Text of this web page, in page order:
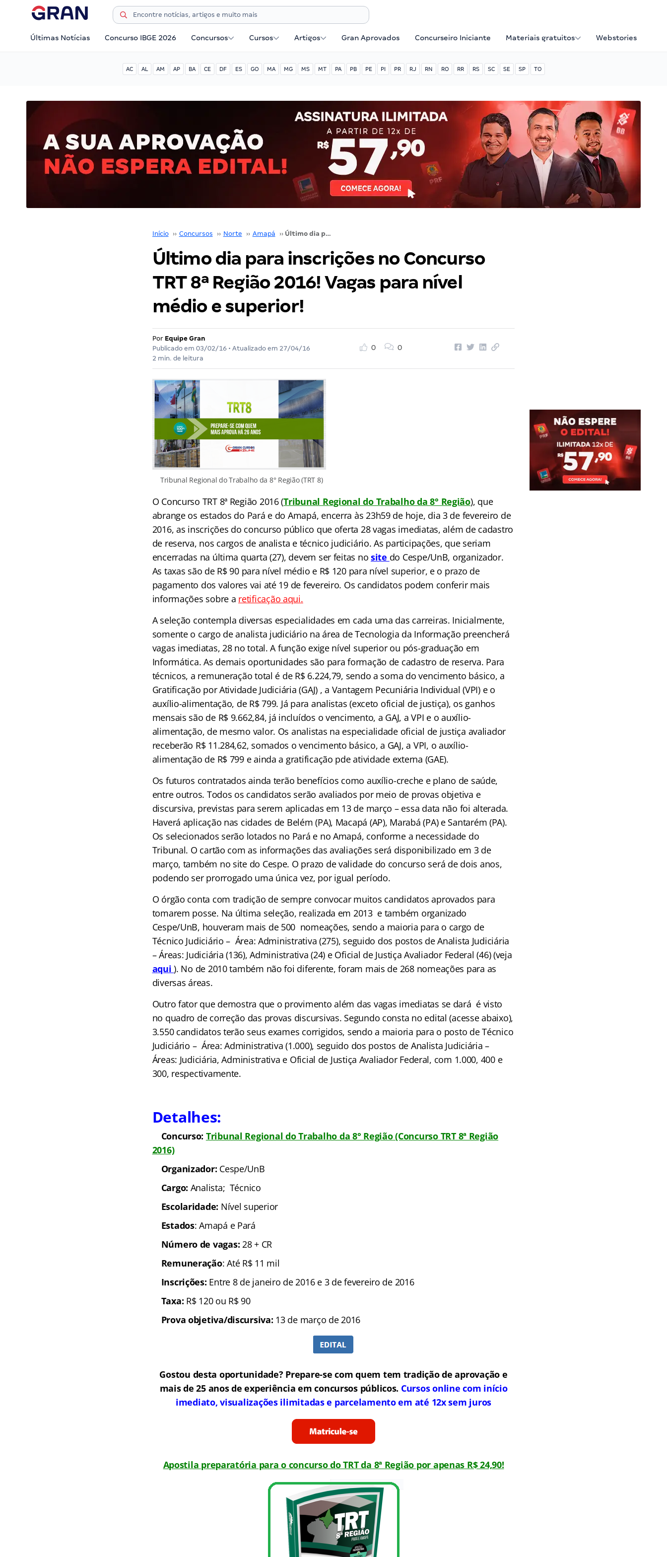
Últimas Notícias Concurso IBGE 2026 Concursos Cursos Artigos Gran Aprovados Concurseiro Iniciante Materiais gratuitos Webstories
AC AL AM AP BA CE DF ES GO MA MG MS MT PA PB PE PI PR RJ RN RO RR RS SC SE SP TO
Início ›› Concursos ›› Norte ›› Amapá ›› Último dia para inscrições no Concurso TRT 8ª Região 2016! Vagas para nível médio e superior!
Último dia para inscrições no Concurso
TRT 8ª Região 2016! Vagas para nível
médio e superior!
Por Equipe Gran
Publicado em 03/02/16 • Atualizado em 27/04/16
2 min. de leitura
0 0
Tribunal Regional do Trabalho da 8° Região (TRT 8)
O Concurso TRT 8ª Região 2016 (Tribunal Regional do Trabalho da 8° Região), que
abrange os estados do Pará e do Amapá, encerra às 23h59 de hoje, dia 3 de fevereiro de
2016, as inscrições do concurso público que oferta 28 vagas imediatas, além de cadastro
de reserva, nos cargos de analista e técnico judiciário. As participações, que seriam
encerradas na última quarta (27), devem ser feitas nosite do Cespe/UnB, organizador.
As taxas são de R$ 90 para nível médio e R$ 120 para nível superior, e o prazo de
pagamento dos valores vai até 19 de fevereiro. Os candidatos podem conferir mais
informações sobre a retificação aqui.
A seleção contempla diversas especialidades em cada uma das carreiras. Inicialmente,
somente o cargo de analista judiciário na área de Tecnologia da Informação preencherá
vagas imediatas, 28 no total. A função exige nível superior ou pós-graduação em
Informática. As demais oportunidades são para formação de cadastro de reserva. Para
técnicos, a remuneração total é de R$ 6.224,79, sendo a soma do vencimento básico, a
Gratificação por Atividade Judiciária (GAJ) , a Vantagem Pecuniária Individual (VPI) e o
auxílio-alimentação, de R$ 799. Já para analistas (exceto oficial de justiça), os ganhos
mensais são de R$ 9.662,84, já incluídos o vencimento, a GAJ, a VPI e o auxílio-
alimentação, de mesmo valor. Os analistas na especialidade oficial de justiça avaliador
receberão R$ 11.284,62, somados o vencimento básico, a GAJ, a VPI, o auxílio-
alimentação de R$ 799 e ainda a gratificação pde atividade externa (GAE).
Os futuros contratados ainda terão benefícios como auxílio-creche e plano de saúde,
entre outros. Todos os candidatos serão avaliados por meio de provas objetiva e
discursiva, previstas para serem aplicadas em 13 de março – essa data não foi alterada.
Haverá aplicação nas cidades de Belém (PA), Macapá (AP), Marabá (PA) e Santarém (PA).
Os selecionados serão lotados no Pará e no Amapá, conforme a necessidade do
Tribunal. O cartão com as informações das avaliações será disponibilizado em 3 de
março, também no site do Cespe. O prazo de validade do concurso será de dois anos,
podendo ser prorrogado uma única vez, por igual período.
O órgão conta com tradição de sempre convocar muitos candidatos aprovados para
tomarem posse. Na última seleção, realizada em 2013 e também organizado
Cespe/UnB, houveram mais de 500 nomeações, sendo a maioria para o cargo de
Técnico Judiciário – Área: Administrativa (275), seguido dos postos de Analista Judiciária
– Áreas: Judiciária (136), Administrativa (24) e Oficial de Justiça Avaliador Federal (46)(veja
aqui). No de 2010 também não foi diferente, foram mais de 268 nomeações para as
diversas áreas.
Outro fator que demostra que o provimento além das vagas imediatas se dará é visto
no quadro de correção das provas discursivas. Segundo consta no edital (acesse abaixo),
3.550 candidatos terão seus exames corrigidos, sendo a maioria para o posto de Técnico
Judiciário – Área: Administrativa (1.000), seguido dos postos de Analista Judiciária –
Áreas: Judiciária, Administrativa e Oficial de Justiça Avaliador Federal, com 1.000, 400 e
300, respectivamente.
Detalhes:
Concurso: Tribunal Regional do Trabalho da 8° Região(Concurso TRT 8ª Região
2016)
Organizador: Cespe/UnB
Cargo: Analista; Técnico
Escolaridade: Nível superior
Estados: Amapá e Pará
Número de vagas:28 + CR
Remuneração: Até R$ 11 mil
Inscrições: Entre 8 de janeiro de 2016 e 3 de fevereiro de 2016
Taxa: R$ 120 ou R$ 90
Prova objetiva/discursiva: 13 de março de 2016
Gostou desta oportunidade? Prepare-se com quem tem tradição de aprovação e
mais de 25 anos de experiência em concursos públicos. Cursos online com início
imediato, visualizações ilimitadas e parcelamento em até 12x sem juros
Apostila preparatória para o concurso do TRT da 8ª Região por apenas R$ 24,90!